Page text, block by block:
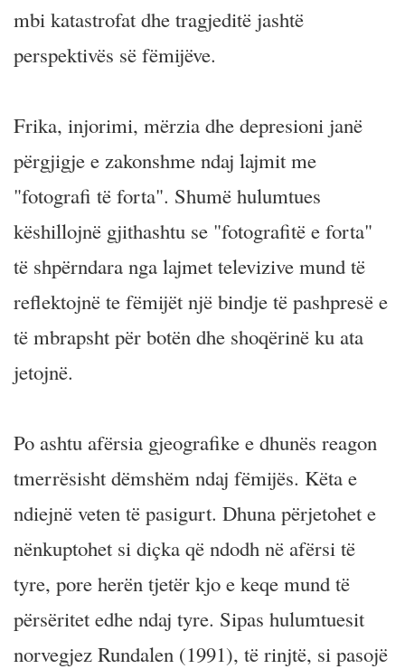
mbi katastrofat dhe tragjeditë jashtë
perspektivës së fëmijëve.
Frika, injorimi, mërzia dhe depresioni janë
përgjigje e zakonshme ndaj lajmit me
"fotografi të forta". Shumë hulumtues
këshillojnë gjithashtu se "fotografitë e forta"
të shpërndara nga lajmet televizive mund të
reflektojnë te fëmijët një bindje të pashpresë e
të mbrapsht për botën dhe shoqërinë ku ata
jetojnë.
Po ashtu afërsia gjeografike e dhunës reagon
tmerrësisht dëmshëm ndaj fëmijës. Këta e
ndiejnë veten të pasigurt. Dhuna përjetohet e
nënkuptohet si diçka që ndodh në afërsi të
tyre, pore herën tjetër kjo e keqe mund të
përsëritet edhe ndaj tyre. Sipas hulumtuesit
norvegjez Rundalen (1991), të rinjtë, si pasojë